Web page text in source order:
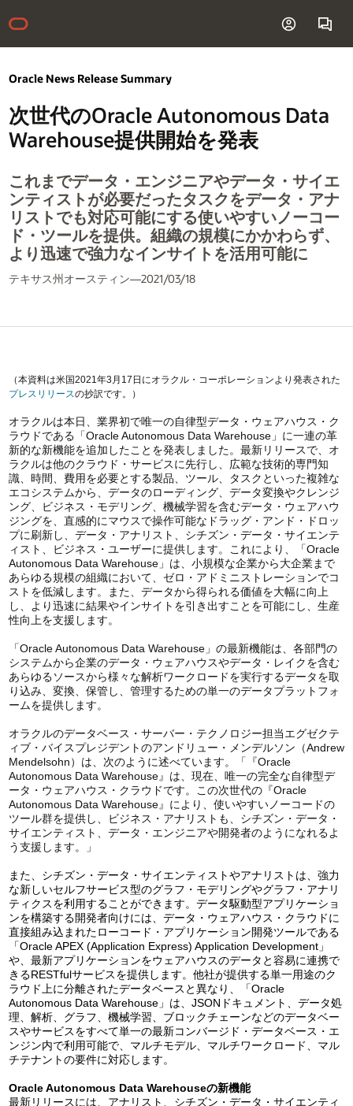
Oracle News Release Summary
次世代のOracle Autonomous Data
Warehouse提供開始を発表
これまでデータ・エンジニアやデータ・サイエ
ンティストが必要だったタスクをデータ・アナ
リストでも対応可能にする使いやすいノーコー
ド・ツールを提供。組織の規模にかかわらず、
より迅速で強力なインサイトを活用可能に
テキサス州オースティン—2021/03/18
（本資料は米国2021年3月17日にオラクル・コーポレーションより発表された
プレスリリースの抄訳です。）
オラクルは本日、業界初で唯一の自律型データ・ウェアハウス・ク
ラウドである「Oracle Autonomous Data Warehouse」に一連の革
新的な新機能を追加したことを発表しました。最新リリースで、オ
ラクルは他のクラウド・サービスに先行し、広範な技術的専門知
識、時間、費用を必要とする製品、ツール、タスクといった複雑な
エコシステムから、データのローディング、データ変換やクレンジ
ング、ビジネス・モデリング、機械学習を含むデータ・ウェアハウ
ジングを、直感的にマウスで操作可能なドラッグ・アンド・ドロッ
プに刷新し、データ・アナリスト、シチズン・データ・サイエンテ
ィスト、ビジネス・ユーザーに提供します。これにより、「Oracle
Autonomous Data Warehouse」は、小規模な企業から大企業まで
あらゆる規模の組織において、ゼロ・アドミニストレーションでコ
ストを低減します。また、データから得られる価値を大幅に向上
し、より迅速に結果やインサイトを引き出すことを可能にし、生産
性向上を支援します。
「Oracle Autonomous Data Warehouse」の最新機能は、各部門の
システムから企業のデータ・ウェアハウスやデータ・レイクを含む
あらゆるソースから様々な解析ワークロードを実行するデータを取
り込み、変換、保管し、管理するための単一のデータプラットフォ
ームを提供します。
オラクルのデータベース・サーバー・テクノロジー担当エグゼクテ
ィブ・バイスプレジデントのアンドリュー・メンデルソン（Andrew
Mendelsohn）は、次のように述べています。「『Oracle
Autonomous Data Warehouse』は、現在、唯一の完全な自律型デ
ータ・ウェアハウス・クラウドです。この次世代の『Oracle
Autonomous Data Warehouse』により、使いやすいノーコードの
ツール群を提供し、ビジネス・アナリストも、シチズン・データ・
サイエンティスト、データ・エンジニアや開発者のようになれるよ
う支援します。」
また、シチズン・データ・サイエンティストやアナリストは、強力
な新しいセルフサービス型のグラフ・モデリングやグラフ・アナリ
ティクスを利用することができます。データ駆動型アプリケーショ
ンを構築する開発者向けには、データ・ウェアハウス・クラウドに
直接組み込まれたローコード・アプリケーション開発ツールである
「Oracle APEX (Application Express) Application Development」
や、最新アプリケーションをウェアハウスのデータと容易に連携で
きるRESTfulサービスを提供します。他社が提供する単一用途のク
ラウド上に分離されたデータベースと異なり、「Oracle
Autonomous Data Warehouse」は、JSONドキュメント、データ処
理、解析、グラフ、機械学習、ブロックチェーンなどのデータベー
スやサービスをすべて単一の最新コンバージド・データベース・エ
ンジン内で利用可能で、マルチモデル、マルチワークロード、マル
チテナントの要件に対応します。
Oracle Autonomous Data Warehouseの新機能
最新リリースには、アナリスト、シチズン・データ・サイエンティ